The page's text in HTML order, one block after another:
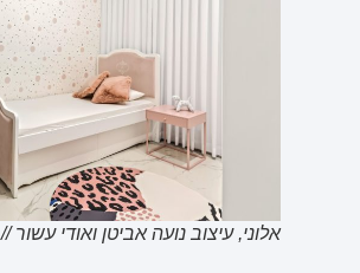
אלוני, עיצוב נועה אביטן ואודי עשור